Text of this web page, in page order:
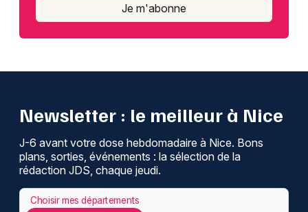
Je m'abonne
Newsletter : le meilleur à Nice
J-6 avant votre dose hebdomadaire à Nice. Bons
plans, sorties, événements : la sélection de la
rédaction JDS, chaque jeudi.
Choisir mes départements